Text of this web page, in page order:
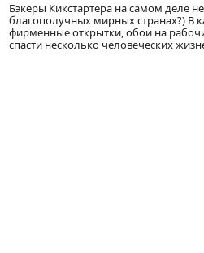
Бэкеры Кикстартера на самом деле
благополучных мирных странах?) В
фирменные открытки, обои на
спасти несколько человеческих